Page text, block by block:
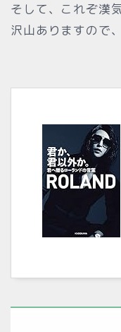
そして、これぞ漢
沢山ありますので